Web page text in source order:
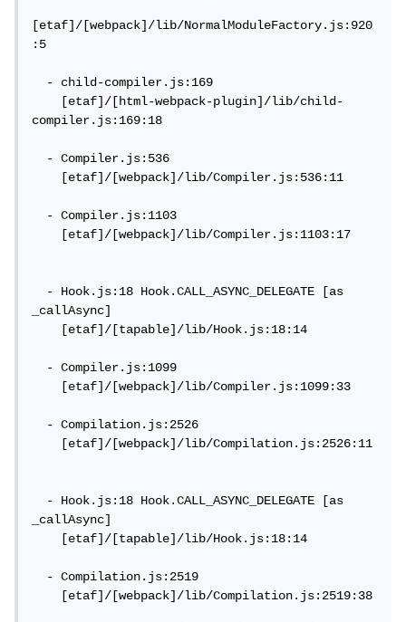
[etaf]/[webpack]/lib/NormalModuleFactory.js:920
:5
- child-compiler.js:169
[etaf]/[html-webpack-plugin]/lib/child-
compiler.js:169:18
- Compiler.js:536
[etaf]/[webpack]/lib/Compiler.js:536:11
- Compiler.js:1103
[etaf]/[webpack]/lib/Compiler.js:1103:17
- Hook.js:18 Hook.CALL_ASYNC_DELEGATE [as
_callAsync]
[etaf]/[tapable]/lib/Hook.js:18:14
- Compiler.js:1099
[etaf]/[webpack]/lib/Compiler.js:1099:33
- Compilation.js:2526
[etaf]/[webpack]/lib/Compilation.js:2526:11
- Hook.js:18 Hook.CALL_ASYNC_DELEGATE [as
_callAsync]
[etaf]/[tapable]/lib/Hook.js:18:14
- Compilation.js:2519
[etaf]/[webpack]/lib/Compilation.js:2519:38